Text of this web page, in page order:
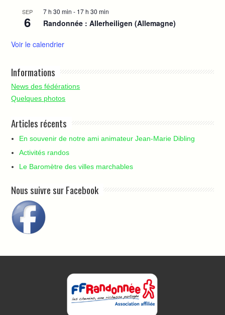
SEP
6
7 h 30 min - 17 h 30 min
Randonnée : Allerheiligen (Allemagne)
Voir le calendrier
Informations
News des fédérations
Quelques photos
Articles récents
En souvenir de notre ami animateur Jean-Marie Dibling
Activités randos
Le Baromètre des villes marchables
Nous suivre sur Facebook